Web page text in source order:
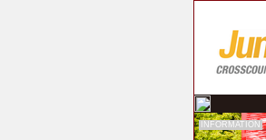
INFORMATION